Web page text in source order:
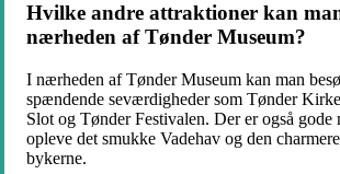
Hvilke andre attraktioner kan
nærheden af Tønder Museum?
I nærheden af Tønder Museum kan man
spændende seværdigheder som Tønder
Slot og Tønder Festivalen. Der er også gode
opleve det smukke Vadehav og den
bykerne.